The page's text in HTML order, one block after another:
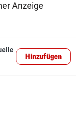
Anzeige
Hinzufügen